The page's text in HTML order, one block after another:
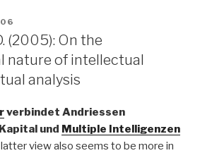
(2005): On the
nature of intellectual
analysis
verbindet Andriessen
und Multiple Intelligenzen
latter view also seems to be more in